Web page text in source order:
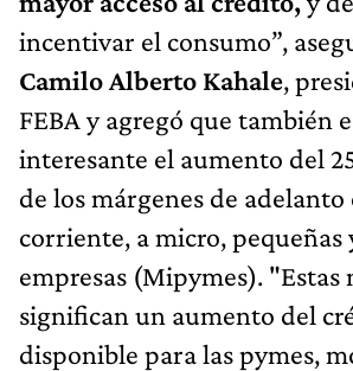
incentivar el consumo”,
Camilo Alberto Kahale,
FEBA y agregó que también
interesante el aumento del
de los márgenes de
corriente, a micro, pequeñas
empresas (Mipymes). "Estas
significan un aumento del
disponible para las pymes,